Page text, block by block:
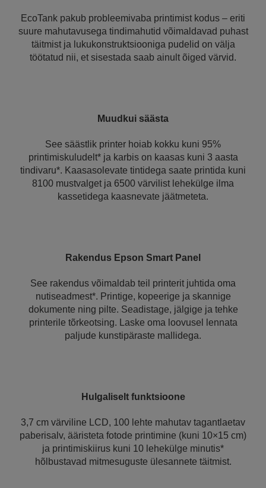
EcoTank pakub probleemivaba printimist kodus – eriti
suure mahutavusega tindimahutid võimaldavad puhast
täitmist ja lukukonstruktsiooniga pudelid on välja
töötatud nii, et sisestada saab ainult õiged värvid.
Muudkui säästa
See säästlik printer hoiab kokku kuni 95%
printimiskuludelt* ja karbis on kaasas kuni 3 aasta
tindivaru*. Kaasasolevate tintidega saate printida kuni
8100 mustvalget ja 6500 värvilist lehekülge ilma
kassetidega kaasnevate jäätmeteta.
Rakendus Epson Smart Panel
See rakendus võimaldab teil printerit juhtida oma
nutiseadmest*. Printige, kopeerige ja skannige
dokumente ning pilte. Seadistage, jälgige ja tehke
printerile tõrkeotsing. Laske oma loovusel lennata
paljude kunstipäraste mallidega.
Hulgaliselt funktsioone
3,7 cm värviline LCD, 100 lehte mahutav tagantlaetav
paberisalv, ääristeta fotode printimine (kuni 10×15 cm)
ja printimiskiirus kuni 10 lehekülge minutis*
hõlbustavad mitmesuguste ülesannete täitmist.